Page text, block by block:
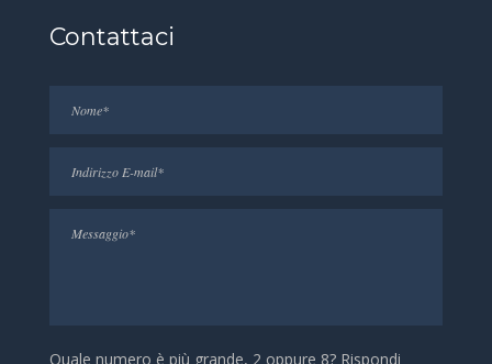
Contattaci
Quale numero è più grande, 2 oppure 8? Rispondi